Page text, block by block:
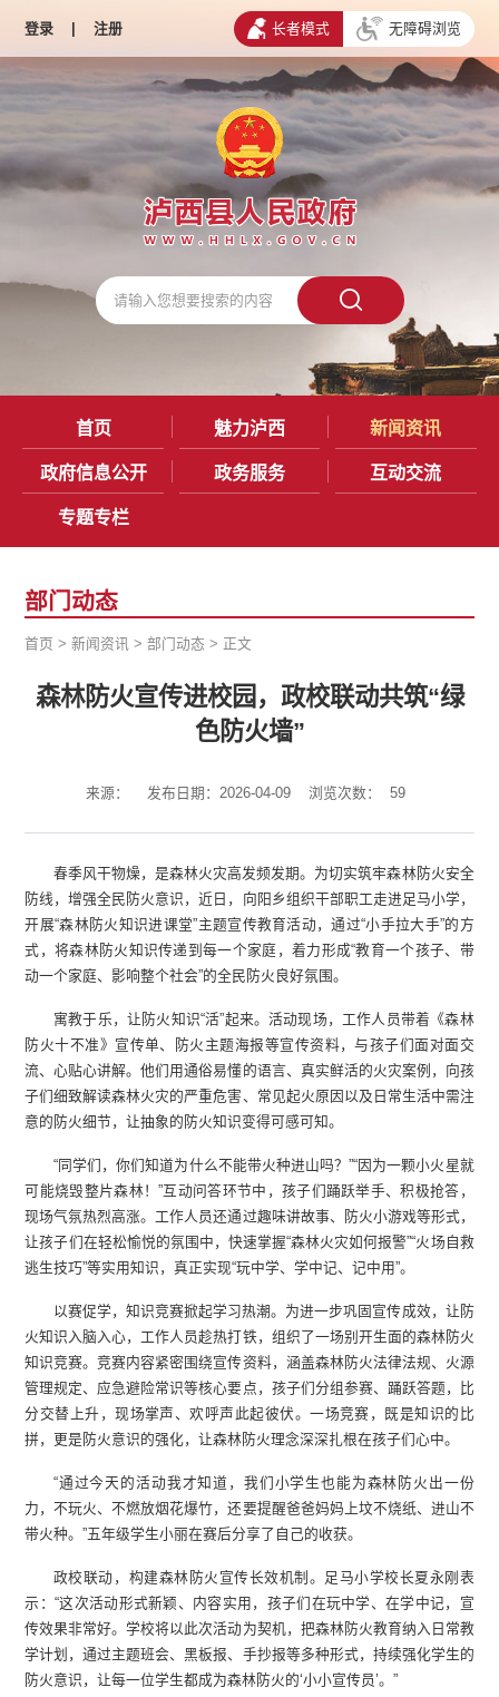
登录 | 注册 长者模式 无障碍浏览
首页 魅力泸西 新闻资讯
政府信息公开 政务服务 互动交流
专题专栏
部门动态
首页 >新闻资讯 >部门动态 > 正文
森林防火宣传进校园，政校联动共筑“绿
色防火墙”
来源： 发布日期：2026-04-09 浏览次数： 59
春季风干物燥，是森林火灾高发频发期。为切实筑牢森林防火安全
防线，增强全民防火意识，近日，向阳乡组织干部职工走进足马小学，
开展“森林防火知识进课堂”主题宣传教育活动，通过“小手拉大手”的方
式，将森林防火知识传递到每一个家庭，着力形成“教育一个孩子、带
动一个家庭、影响整个社会”的全民防火良好氛围。
寓教于乐，让防火知识“活”起来。活动现场，工作人员带着《森林
防火十不准》宣传单、防火主题海报等宣传资料，与孩子们面对面交
流、心贴心讲解。他们用通俗易懂的语言、真实鲜活的火灾案例，向孩
子们细致解读森林火灾的严重危害、常见起火原因以及日常生活中需注
意的防火细节，让抽象的防火知识变得可感可知。
“同学们，你们知道为什么不能带火种进山吗？”“因为一颗小火星就
可能烧毁整片森林！”互动问答环节中，孩子们踊跃举手、积极抢答，
现场气氛热烈高涨。工作人员还通过趣味讲故事、防火小游戏等形式，
让孩子们在轻松愉悦的氛围中，快速掌握“森林火灾如何报警”“火场自救
逃生技巧”等实用知识，真正实现“玩中学、学中记、记中用”。
以赛促学，知识竞赛掀起学习热潮。为进一步巩固宣传成效，让防
火知识入脑入心，工作人员趁热打铁，组织了一场别开生面的森林防火
知识竞赛。竞赛内容紧密围绕宣传资料，涵盖森林防火法律法规、火源
管理规定、应急避险常识等核心要点，孩子们分组参赛、踊跃答题，比
分交替上升，现场掌声、欢呼声此起彼伏。一场竞赛，既是知识的比
拼，更是防火意识的强化，让森林防火理念深深扎根在孩子们心中。
“通过今天的活动我才知道，我们小学生也能为森林防火出一份
力，不玩火、不燃放烟花爆竹，还要提醒爸爸妈妈上坟不烧纸、进山不
带火种。”五年级学生小丽在赛后分享了自己的收获。
政校联动，构建森林防火宣传长效机制。足马小学校长夏永刚表
示：“这次活动形式新颖、内容实用，孩子们在玩中学、在学中记，宣
传效果非常好。学校将以此次活动为契机，把森林防火教育纳入日常教
学计划，通过主题班会、黑板报、手抄报等多种形式，持续强化学生的
防火意识，让每一位学生都成为森林防火的‘小小宣传员’。”